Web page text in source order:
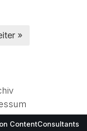
»
ContentConsultants